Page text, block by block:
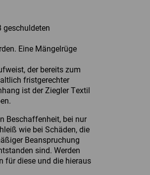
geschuldeten
Eine Mängelrüge
der bereits zum
fristgerechter
ist der Ziegler Textil
Beschaffenheit, bei nur
wie bei Schäden, die
Beanspruchung
sind. Werden
für diese und die hieraus